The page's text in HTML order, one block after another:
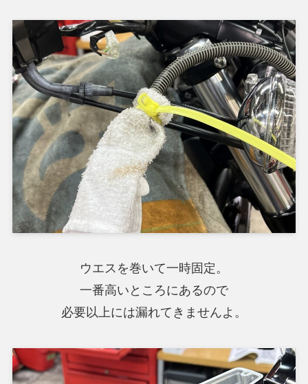
ウエスを巻いて一時固定。
一番高いところにあるので
必要以上には漏れてきませんよ。